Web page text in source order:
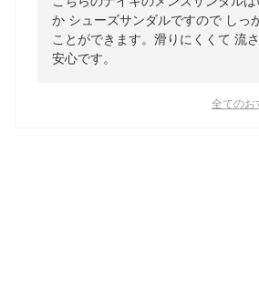
か シューズサンダルですので しっ
ことができます。滑りにくくて 流
安心です。
全てのお